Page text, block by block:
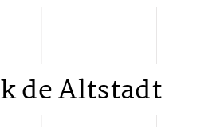
de Altstadt